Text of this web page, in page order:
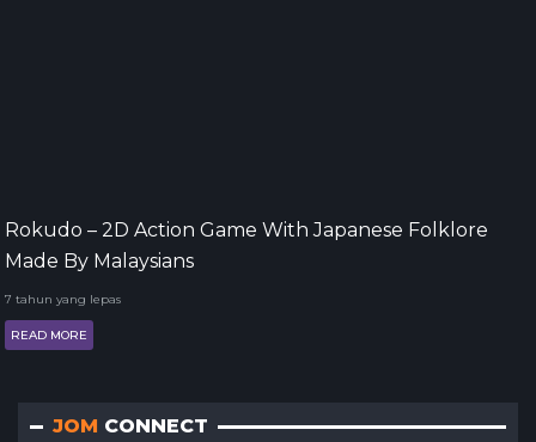
Rokudo – 2D Action Game With Japanese Folklore
Made By Malaysians
7 tahun yang lepas
READ MORE
JOM CONNECT